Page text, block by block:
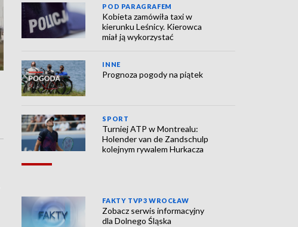
POD PARAGRAFEM
Kobieta zamówiła taxi w
kierunku Leśnicy. Kierowca
miał ją wykorzystać
INNE
Prognoza pogody na piątek
SPORT
Turniej ATP w Montrealu:
Holender van de Zandschulp
kolejnym rywalem Hurkacza
FAKTY TVP3 WROCŁAW
Zobacz serwis informacyjny
dla Dolnego Śląska